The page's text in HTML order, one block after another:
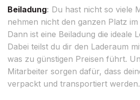
Beiladung: Du hast nicht so viele
nehmen nicht den ganzen Platz
Dann ist eine Beiladung die ideale
Dabei teilst du dir den Laderaum
was zu günstigen Preisen führt.
Mitarbeiter sorgen dafür, dass
verpackt und transportiert werden.